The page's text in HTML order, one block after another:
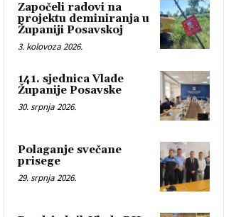
Započeli radovi na
projektu deminiranja u
Županiji Posavskoj
3. kolovoza 2026.
141. sjednica Vlade
Županije Posavske
30. srpnja 2026.
Polaganje svečane
prisege
29. srpnja 2026.